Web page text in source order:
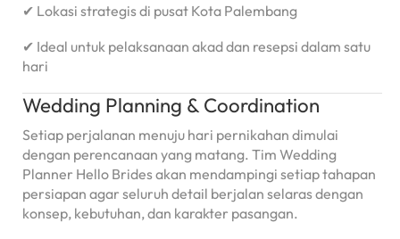
✔ Lokasi strategis di pusat Kota Palembang
✔ Ideal untuk pelaksanaan akad dan resepsi dalam satu
hari
Wedding Planning & Coordination
Setiap perjalanan menuju hari pernikahan dimulai
dengan perencanaan yang matang. Tim Wedding
Planner Hello Brides akan mendampingi setiap tahapan
persiapan agar seluruh detail berjalan selaras dengan
konsep, kebutuhan, dan karakter pasangan.